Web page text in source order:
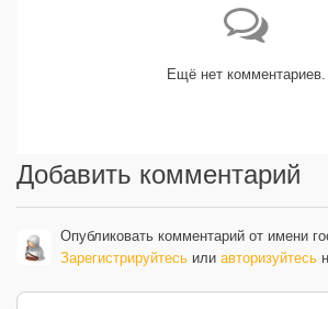
Ещё нет комментариев.
Добавить комментарий
Опубликовать комментарий от имени
Зарегистрируйтесь или авторизуйтесь